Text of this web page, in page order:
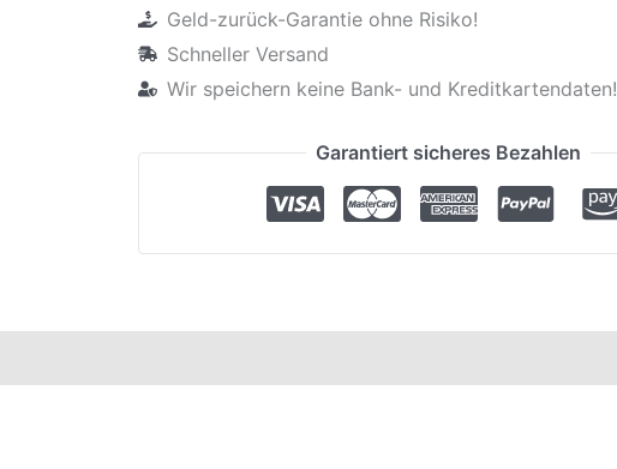
Geld-zurück-Garantie ohne Risiko!
Schneller Versand
Wir speichern keine Bank- und Kreditkartendaten!
Garantiert sicheres Bezahlen